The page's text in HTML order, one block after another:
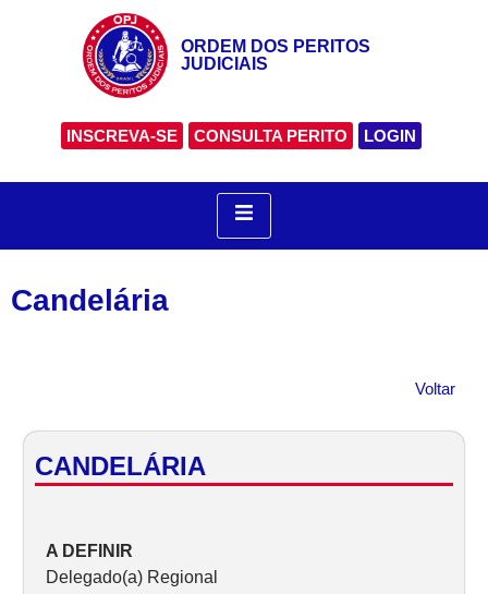
ORDEM DOS PERITOS
JUDICIAIS
INSCREVA-SE CONSULTA PERITO LOGIN
Candelária
Voltar
CANDELÁRIA
A DEFINIR
Delegado(a) Regional